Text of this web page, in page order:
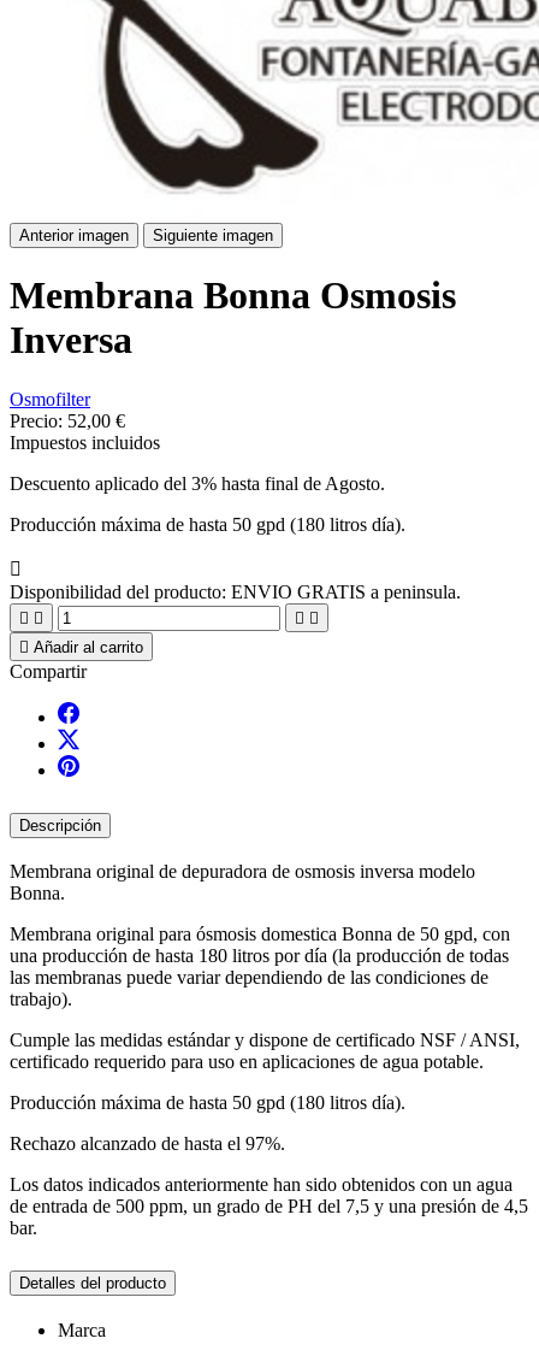
Anterior imagen Siguiente imagen
Membrana Bonna Osmosis
Inversa
Osmofilter
Precio: 52,00 €
Impuestos incluidos
Descuento aplicado del 3% hasta final de Agosto.
Producción máxima de hasta 50 gpd (180 litros día).

Disponibilidad del producto: ENVIO GRATIS a peninsula.
   
 Añadir al carrito
Compartir
Descripción
Membrana original de depuradora de osmosis inversa modelo
Bonna.
Membrana original para ósmosis domestica Bonna de 50 gpd, con
una producción de hasta 180 litros por día (la producción de todas
las membranas puede variar dependiendo de las condiciones de
trabajo).
Cumple las medidas estándar y dispone de certificado NSF / ANSI,
certificado requerido para uso en aplicaciones de agua potable.
Producción máxima de hasta 50 gpd (180 litros día).
Rechazo alcanzado de hasta el 97%.
Los datos indicados anteriormente han sido obtenidos con un agua
de entrada de 500 ppm, un grado de PH del 7,5 y una presión de 4,5
bar.
Detalles del producto
Marca